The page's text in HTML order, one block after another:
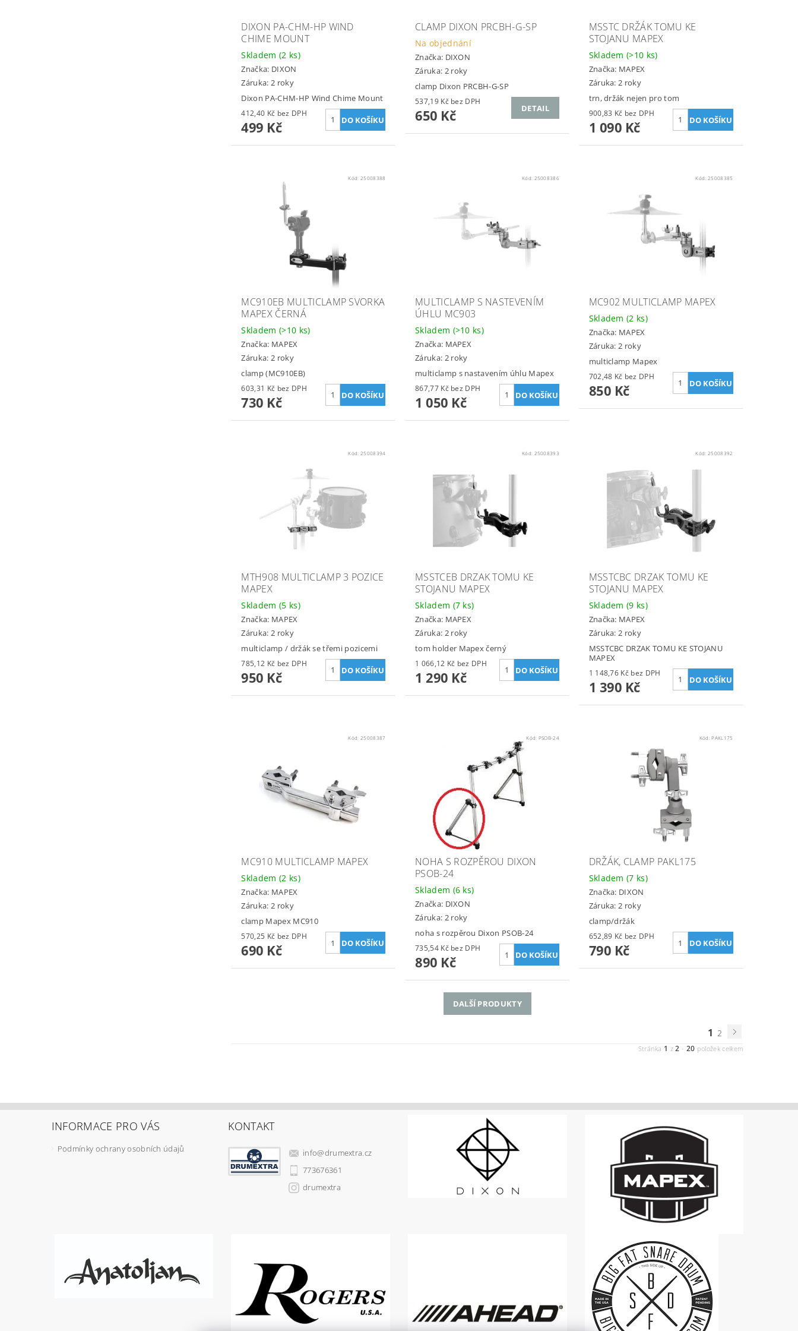
DIXON PA-CHM-HP WIND
CHIME MOUNT
Skladem (2 ks)
Značka: DIXON
Záruka: 2 roky
Dixon PA-CHM-HP Wind Chime Mount
412,40 Kč bez DPH
499 Kč
CLAMP DIXON PRCBH-G-SP
Na objednání
Značka: DIXON
Záruka: 2 roky
clamp Dixon PRCBH-G-SP
537,19 Kč bez DPH
650 Kč DETAIL
MSSTC DRŽÁK TOMU KE
STOJANU MAPEX
Skladem(>10 ks)
Značka: MAPEX
Záruka: 2 roky
trn, držák nejen pro tom
900,83 Kč bez DPH
1 090 Kč
Kód: 25008388
MC910EB MULTICLAMP SVORKA
MAPEX ČERNÁ
Skladem (>10 ks)
Značka: MAPEX
Záruka: 2 roky
clamp (MC910EB)
603,31 Kč bez DPH
730 Kč
Kód: 25008386
MULTICLAMP S NASTEVENÍM
ÚHLU MC903
Skladem (>10 ks)
Značka: MAPEX
Záruka: 2 roky
multiclamp s nastavením úhlu Mapex
867,77 Kč bez DPH
1 050 Kč
Kód:25008385
MC902 MULTICLAMP MAPEX
Skladem(2 ks)
Značka: MAPEX
Záruka: 2 roky
multiclamp Mapex
702,48 Kč bez DPH
850 Kč
Kód: 25008394
MTH908 MULTICLAMP 3 POZICE
MAPEX
Skladem (5 ks)
Značka: MAPEX
Záruka: 2 roky
multiclamp / držák se třemi pozicemi
785,12 Kč bez DPH
950 Kč
Kód: 25008393
MSSTCEB DRZAK TOMU KE
STOJANU MAPEX
Skladem (7 ks)
Značka: MAPEX
Záruka: 2 roky
tom holder Mapex černý
1 066,12 Kč bez DPH
1 290 Kč
Kód:25008392
MSSTCBC DRZAK TOMU KE
STOJANU MAPEX
Skladem(9 ks)
Značka: MAPEX
Záruka: 2 roky
MSSTCBC DRZAK TOMU KE STOJANU
MAPEX
1 148,76 Kč bez DPH
1 390 Kč
Kód: 25008387
MC910 MULTICLAMP MAPEX
Skladem (2 ks)
Značka: MAPEX
Záruka: 2 roky
clamp Mapex MC910
570,25 Kč bez DPH
690 Kč
Kód: PSOB-24
NOHA S ROZPĚROU DIXON
PSOB-24
Skladem (6 ks)
Značka: DIXON
Záruka: 2 roky
noha s rozpěrou Dixon PSOB-24
735,54 Kč bez DPH
890 Kč
Kód:PAKL175
DRŽÁK, CLAMP PAKL175
Skladem(7 ks)
Značka: DIXON
Záruka: 2 roky
clamp/držák
652,89 Kč bez DPH
790 Kč
DALŠÍ PRODUKTY
1 2
Stránka 1 z2 - 20 položek celkem
INFORMACE PRO VÁS
Podmínky ochrany osobních údajů
KONTAKT
info@drumextra.cz
773676361
drumextra